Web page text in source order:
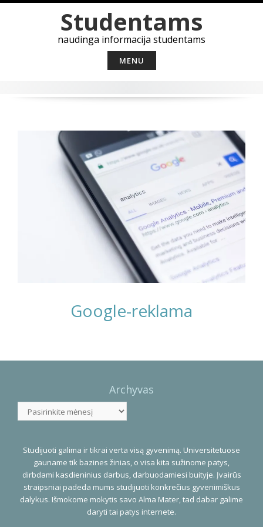
to
content
Studentams
naudinga informacija studentams
MENU
Google-reklama
Navigation
Archyvas
Studijuoti galima ir tikrai verta visą gyvenimą. Universitetuose
gauname tik bazines žinias, o visa kita sužinome patys,
dirbdami kasdieninius darbus, darbuodamiesi buityje. Įvairūs
straipsniai padeda mums studijuoti konkrečius gyvenimiškus
dalykus. Išmokome mokytis savo Alma Mater, tad dabar galime
daryti tai patys internete.